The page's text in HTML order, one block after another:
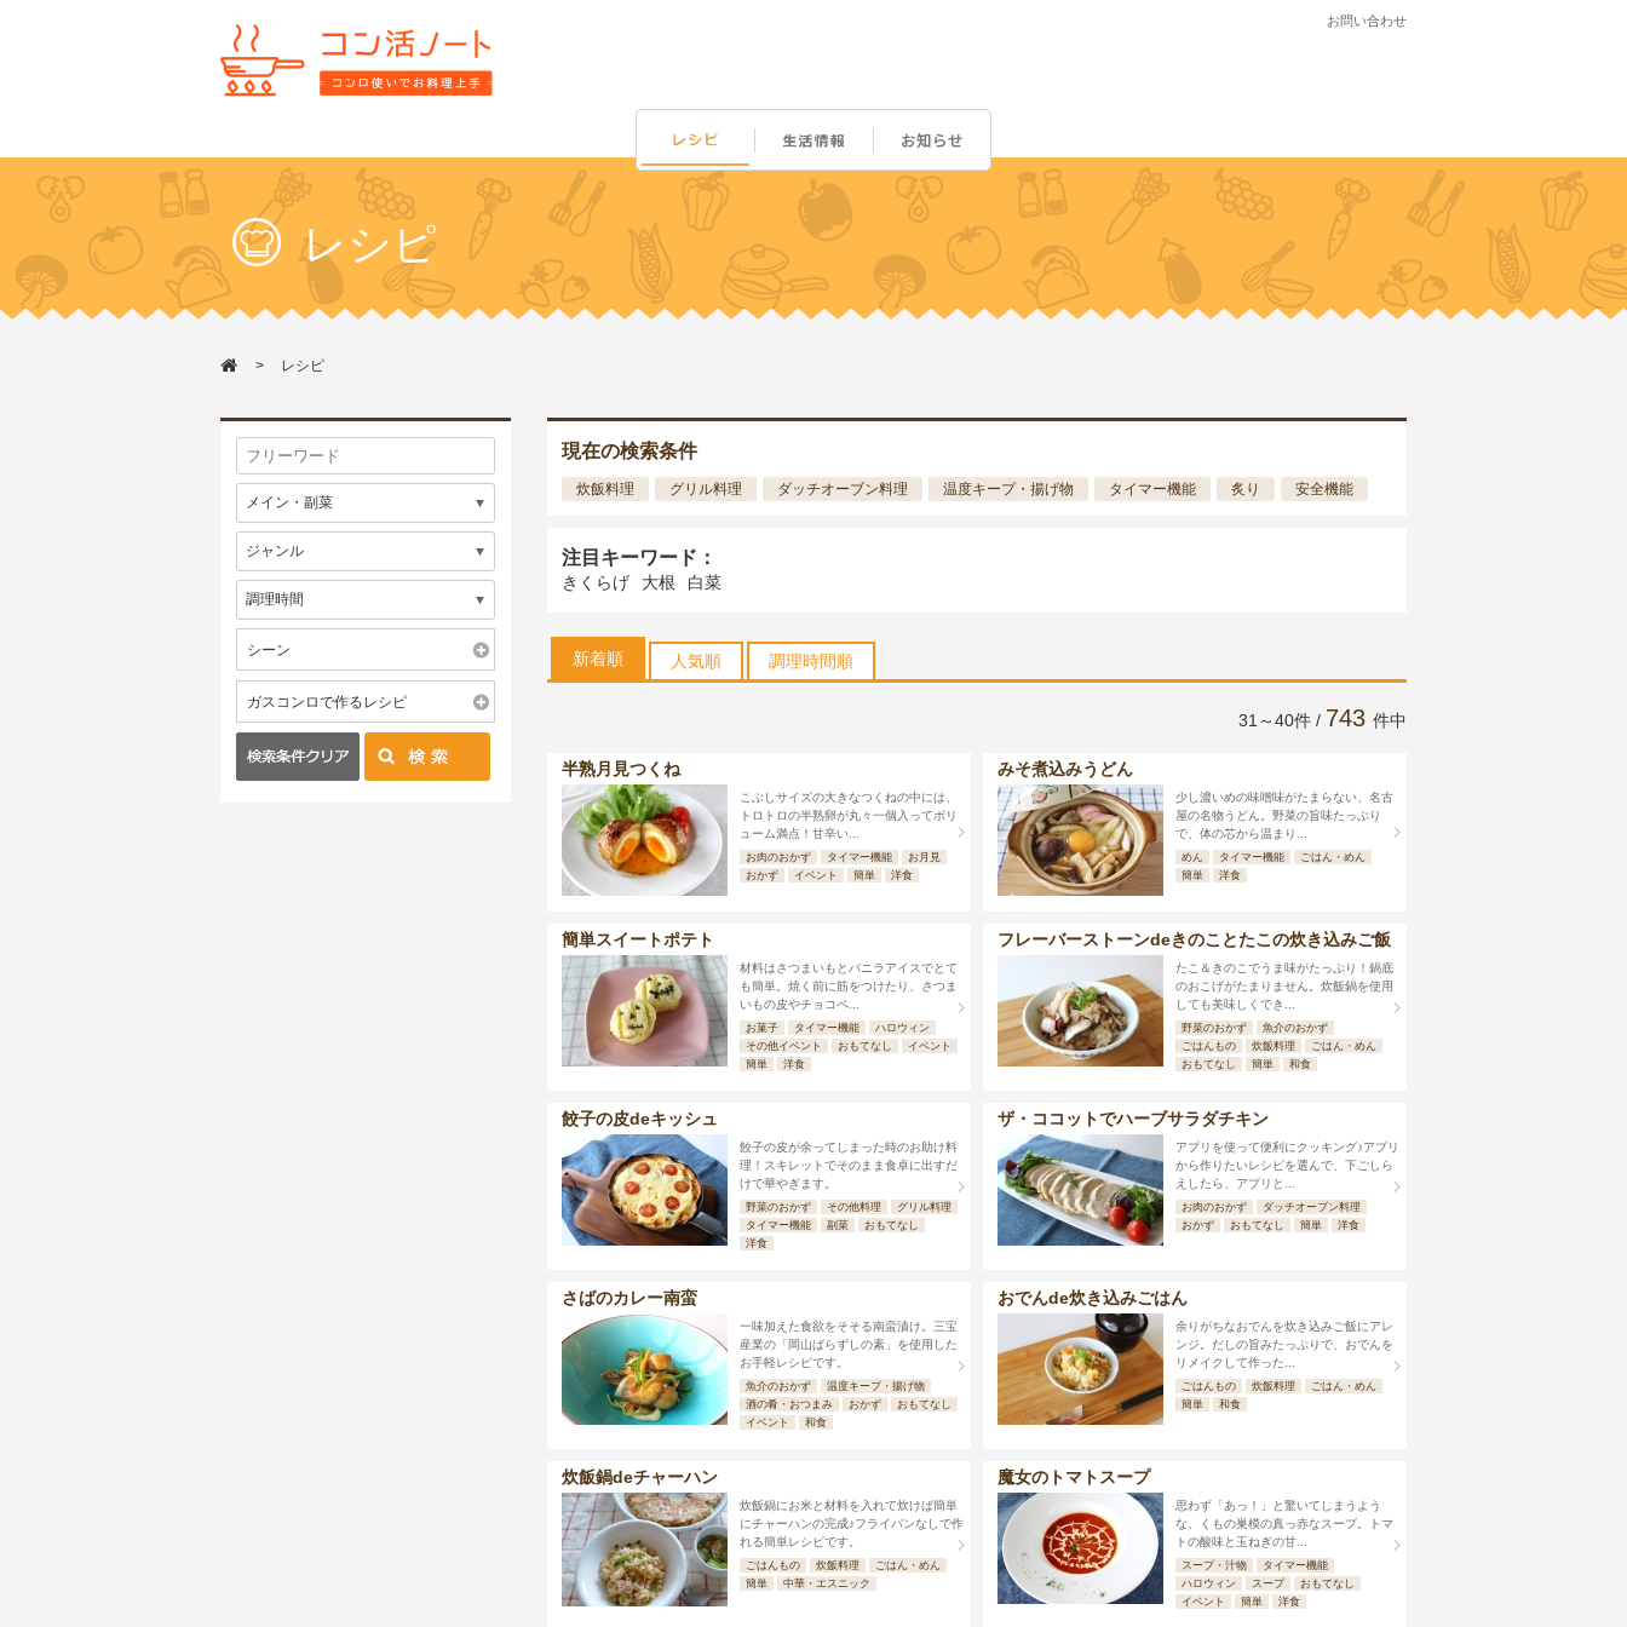
お問い合わせ
レシピ
レシピ
シーン
ガスコンロで作るレシピ
現在の検索条件
炊飯料理 グリル料理 ダッチオーブン料理 温度キープ・揚げ物 タイマー機能 炙り 安全機能
注目キーワード：
きくらげ 大根 白菜
新着順 人気順 調理時間順
31～40件 / 743 件中
半熟月見つくね
こぶしサイズの大きなつくねの中には、
トロトロの半熟卵が丸々一個入ってボリ
ューム満点！甘辛い...
お肉のおかず タイマー機能
お月見
おかず
イベント 簡単 洋食
みそ煮込みうどん
少し濃いめの味噌味がたまらない、名古
屋の名物うどん。野菜の旨味たっぷり
で、体の芯から温まり...
めん タイマー機能
ごはん・めん
簡単
洋食
簡単スイートポテト
材料はさつまいもとバニラアイスでとて
も簡単。焼く前に筋をつけたり、さつま
いもの皮やチョコペ...
お菓子 タイマー機能
ハロウィン
その他イベント
おもてなし
イベント
簡単
洋食
フレーバーストーンdeきのことたこの炊き込みご飯
たこ＆きのこでうま味がたっぷり！鍋底
のおこげがたまりません。炊飯鍋を使用
しても美味しくでき...
野菜のおかず
魚介のおかず
ごはんもの
炊飯料理
ごはん・めん
おもてなし
簡単 和食
餃子の皮deキッシュ
餃子の皮が余ってしまった時のお助け料
理！スキレットでそのまま食卓に出すだ
けで華やぎます。
野菜のおかず その他料理
グリル料理
タイマー機能
副菜
おもてなし
洋食
ザ・ココットでハーブサラダチキン
アプリを使って便利にクッキング♪アプリ
から作りたいレシピを選んで、下ごしら
えしたら、アプリと...
お肉のおかず
ダッチオーブン料理
おかず
おもてなし 簡単 洋食
さばのカレー南蛮
一味加えた食欲をそそる南蛮漬け。三宝
産業の「岡山ばらずしの素」を使用した
お手軽レシピです。
魚介のおかず
温度キープ・揚げ物
酒の肴・おつまみ
おかず
おもてなし
イベント
和食
おでんde炊き込みごはん
余りがちなおでんを炊き込みご飯にアレ
ンジ。だしの旨みたっぷりで、おでんを
リメイクして作った...
ごはんもの 炊飯料理
ごはん・めん
簡単
和食
炊飯鍋deチャーハン
炊飯鍋にお米と材料を入れて炊けば簡単
にチャーハンの完成♪フライパンなしで作
れる簡単レシピです。
ごはんもの 炊飯料理
ごはん・めん
簡単
中華・エスニック
魔女のトマトスープ
思わず「あっ！」と驚いてしまうよう
な、くもの巣模の真っ赤なスープ。トマ
トの酸味と玉ねぎの甘...
スープ・汁物
タイマー機能
ハロウィン
スープ
おもてなし
イベント
簡単 洋食